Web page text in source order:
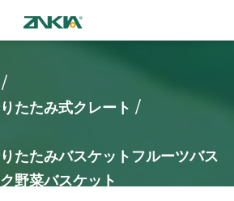
/
たたみ式クレート /
たたみバスケットフルーツバス
野菜バスケット